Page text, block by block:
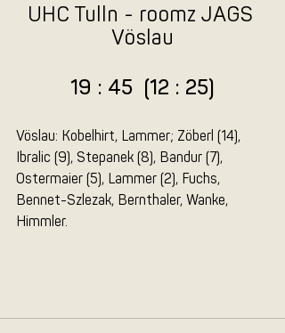
UHC Tulln - roomz JAGS
Vöslau
19 : 45  (12 : 25)
Vöslau: Kobelhirt, Lammer; Zöberl (14),
Ibralic (9), Stepanek (8), Bandur (7),
Ostermaier (5), Lammer (2), Fuchs,
Bennet-Szlezak, Bernthaler, Wanke,
Himmler.